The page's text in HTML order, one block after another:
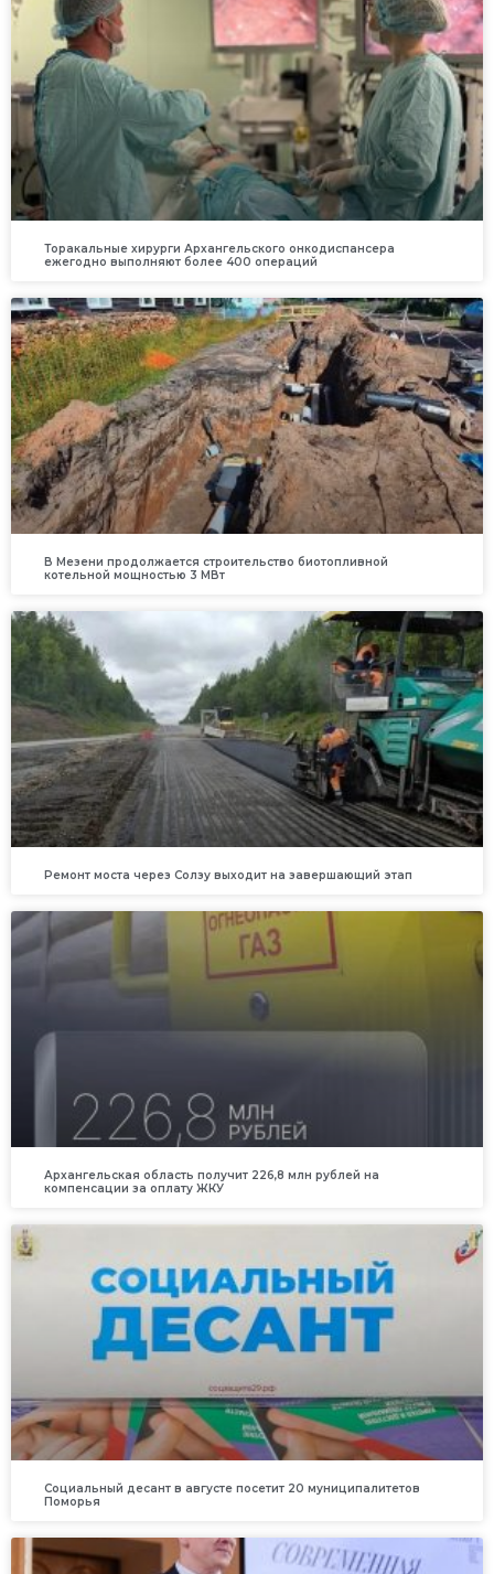
Торакальные хирурги Архангельского онкодиспансера
ежегодно выполняют более 400 операций
В Мезени продолжается строительство биотопливной
котельной мощностью 3 МВт
Ремонт моста через Солзу выходит на завершающий этап
Архангельская область получит 226,8 млн рублей на
компенсации за оплату ЖКУ
Социальный десант в августе посетит 20 муниципалитетов
Поморья